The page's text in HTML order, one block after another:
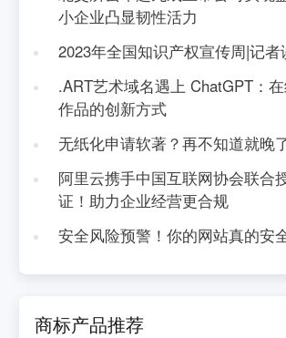
小企业凸显韧性活力
2023年全国知识产权宣传周|记者
.ART艺术域名遇上 ChatGPT：
作品的创新方式
无纸化申请软著？再不知道就晚
阿里云携手中国互联网协会联合
证！助力企业经营更合规
安全风险预警！你的网站真的安
商标产品推荐